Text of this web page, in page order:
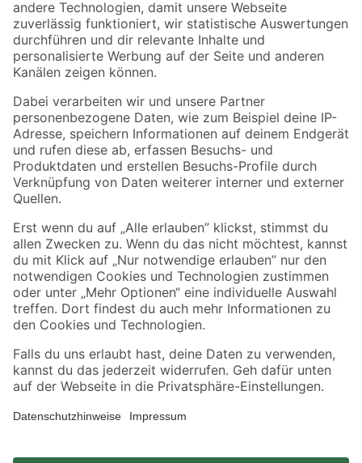
Folge uns
Zahlungsarten Versandarten
Sicher einkaufen
Jetzt die toom-App herunterladen
Alle Preisangaben in EUR inkl. gesetzl. MwSt.. Die dargestellten Angebote sind unter
Umständen nicht in allen Märkten verfügbar. Die angegebenen Verfügbarkeiten beziehen
sich auf den unter "Mein Markt" ausgewählten toom Baumarkt. Alle Angebote und
*Paketversand ab 59 € versandkostenfrei, gilt nicht für Artikel mit Speditionsversand, hier
fallen zusätzliche Versandkosten an.